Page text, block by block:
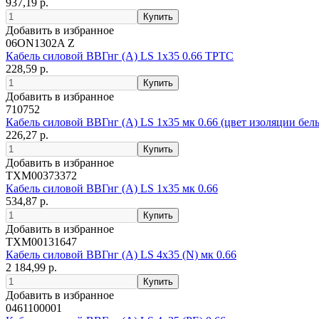
937,19 р.
Добавить в избранное
06ON1302A Z
Кабель силовой ВВГнг (А) LS 1х35 0.66 ТРТС
228,59 р.
Добавить в избранное
710752
Кабель силовой ВВГнг (А) LS 1х35 мк 0.66 (цвет изоляции
226,27 р.
Добавить в избранное
ТХМ00373372
Кабель силовой ВВГнг (А) LS 1х35 мк 0.66
534,87 р.
Добавить в избранное
ТХМ00131647
Кабель силовой ВВГнг (А) LS 4х35 (N) мк 0.66
2 184,99 р.
Добавить в избранное
0461100001